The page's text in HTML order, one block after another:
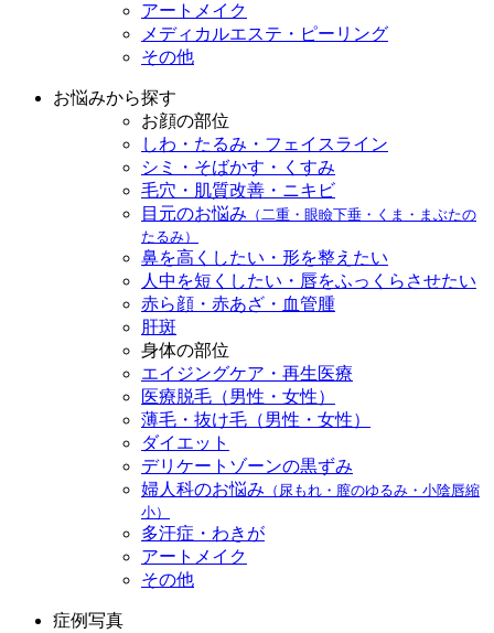
アートメイク
メディカルエステ・ピーリング
その他
お悩みから探す
お顔の部位
しわ・たるみ・フェイスライン
シミ・そばかす・くすみ
毛穴・肌質改善・ニキビ
目元のお悩み （二重・眼瞼下垂・くま・まぶたの
たるみ）
鼻を高くしたい・形を整えたい
人中を短くしたい・唇をふっくらさせたい
赤ら顔・赤あざ・血管腫
肝斑
身体の部位
エイジングケア・再生医療
医療脱毛（男性・女性）
薄毛・抜け毛（男性・女性）
ダイエット
デリケートゾーンの黒ずみ
婦人科のお悩み （尿もれ・膣のゆるみ・小陰唇縮
小）
多汗症・わきが
アートメイク
その他
症例写真